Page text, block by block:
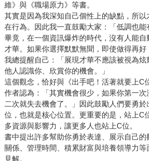
維》與《職場原力》等書。
其實是因為我深知自己個性上的缺點，所
在行為。因此我一直鼓勵大家：「低調也能
畢竟，在一個資訊爆炸的時代，沒有人能
才華。如果你選擇默默無聞，即使做得再好
我總提醒自己：「展現才華不應該被視為
他人認識你、欣賞你的機會。」
這個觀念，恰好與《出手吧！活著就要上C
作者認為：「其實機會很少，如果你第一
二次就失去機會了。」因此鼓勵人們要勇
位，也就是核心位置。更重要的是，站上C
多資源與影響力，讓更多人也站上C位。
書中提出許多幫助你勇於表達、展示自己
關係、管理時間、積累財富與培養領導力
見解。